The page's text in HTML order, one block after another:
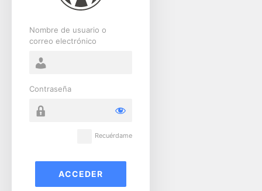
Nombre de usuario o
correo electrónico
Contraseña
Recuérdame